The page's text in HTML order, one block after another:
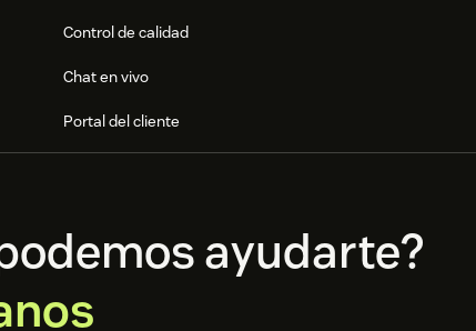
Control de calidad
Chat en vivo
Portal del cliente
ayudarte?